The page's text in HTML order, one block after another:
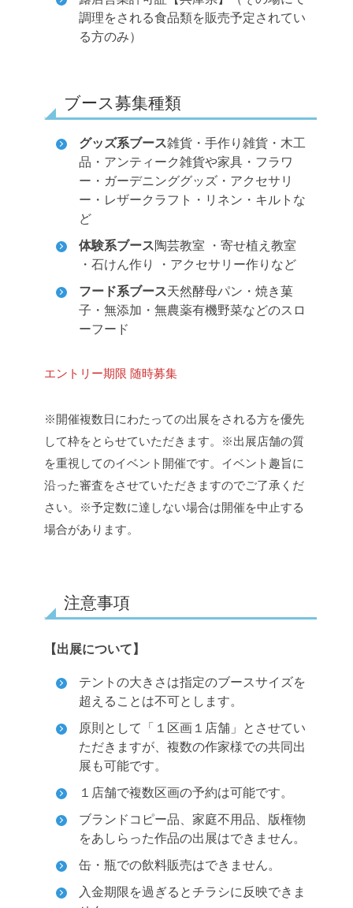
調理をされる食品類を販売予定されてい
る方のみ）
ブース募集種類
グッズ系ブース雑貨・手作り雑貨・木工
品・アンティーク雑貨や家具・フラワ
ー・ガーデニンググッズ・アクセサリ
ー・レザークラフト・リネン・キルトな
ど
体験系ブース陶芸教室 ・寄せ植え教室
・石けん作り ・アクセサリー作りなど
フード系ブース天然酵母パン・焼き菓
子・無添加・無農薬有機野菜などのスロ
ーフード
エントリー期限 随時募集
※開催複数日にわたっての出展をされる方を優先
して枠をとらせていただきます。
※出展店舗の質
を重視してのイベント開催です。イベント趣旨に
沿った審査をさせていただきますのでご了承くだ
さい。
※予定数に達しない場合は開催を中止する
場合があります。
注意事項
【出展について】
テントの大きさは指定のブースサイズを
超えることは不可とします。
原則として「１区画１店舗」とさせてい
ただきますが、複数の作家様での共同出
展も可能です。
１店舗で複数区画の予約は可能です。
ブランドコピー品、家庭不用品、版権物
をあしらった作品の出展はできません。
缶・瓶での飲料販売はできません。
入金期限を過ぎるとチラシに反映できま